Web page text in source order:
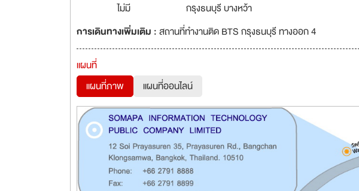
ไม่มี
กรุงธนบุรี บางหว้า
การเดินทางเพิ่มเติม :สถานที่ทำงานติด BTS กรุงธนบุรี ทางออก 4
แผนที่
แผนที่ภาพ
แผนที่ออนไลน์